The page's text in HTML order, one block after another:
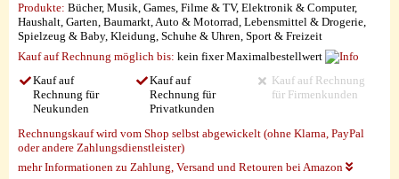
Produkte: Bücher, Musik, Games, Filme & TV, Elektronik & Computer,
Haushalt, Garten, Baumarkt, Auto & Motorrad, Lebensmittel & Drogerie,
Spielzeug & Baby, Kleidung, Schuhe & Uhren, Sport & Freizeit
Kauf auf Rechnung möglich bis: kein fixer Maximalbestellwert
Kauf auf
Rechnung für
Neukunden
Kauf auf
Rechnung für
Privatkunden
Kauf auf Rechnung
für Firmenkunden
Rechnungskauf wird vom Shop selbst abgewickelt (ohne Klarna, PayPal
oder andere Zahlungsdienstleister)
mehr Informationen zu Zahlung, Versand und Retouren bei Amazon